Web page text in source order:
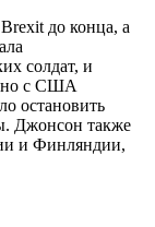
до конца, а
солдат, и
с США
остановить
Джонсон также
и Финляндии,